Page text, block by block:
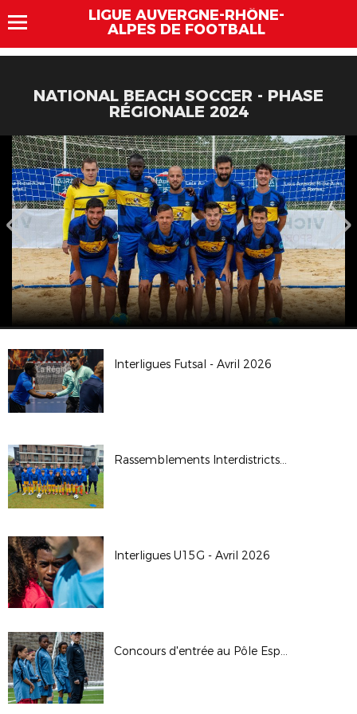
LIGUE AUVERGNE-RHÔNE-
ALPES DE FOOTBALL
NATIONAL BEACH SOCCER - PHASE
RÉGIONALE 2024
Interligues Futsal - Avril 2026
Rassemblements Interdistricts U14G - Avr. 2026
Interligues U15G - Avril 2026
Concours d'entrée au Pôle Espoirs - 2026